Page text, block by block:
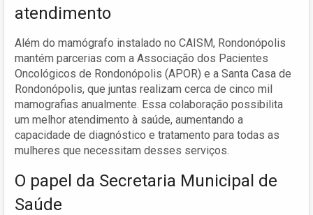
atendimento
Além do mamógrafo instalado no CAISM, Rondonópolis
mantém parcerias com a Associação dos Pacientes
Oncológicos de Rondonópolis (APOR) e a Santa Casa de
Rondonópolis, que juntas realizam cerca de cinco mil
mamografias anualmente. Essa colaboração possibilita
um melhor atendimento à saúde, aumentando a
capacidade de diagnóstico e tratamento para todas as
mulheres que necessitam desses serviços.
O papel da Secretaria Municipal de
Saúde